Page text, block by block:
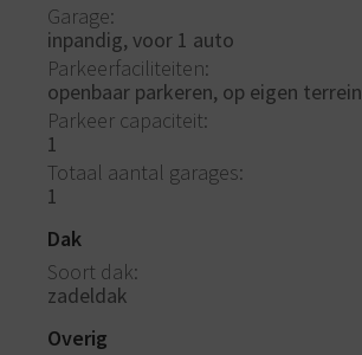
Garage
inpandig, voor 1 auto
Parkeerfaciliteiten
openbaar parkeren, op eigen terrein
Parkeer capaciteit
1
Totaal aantal garages
1
Dak
Soort dak
zadeldak
Overig